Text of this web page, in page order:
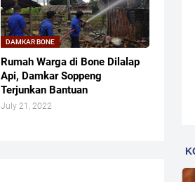
DAMKAR BONE
Rumah Warga di Bone Dilalap
Api, Damkar Soppeng
Terjunkan Bantuan
July 21, 2022